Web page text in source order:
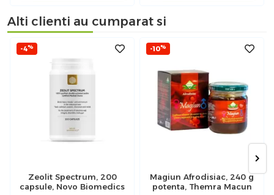
Alti clienti au cumparat si
-4%
Zeolit Spectrum, 200
capsule, Novo Biomedics
-10%
Magiun Afrodisiac, 240 g
potenta, Themra Macun